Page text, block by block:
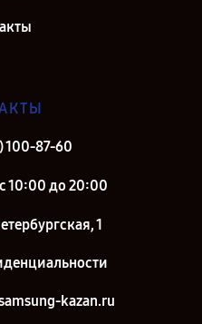
100-87-60
10:00 до 20:00
1
kazan.ru